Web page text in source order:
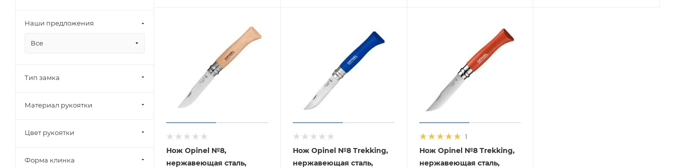
Нож Opinel №8,
нержавеющая сталь,
Нож Opinel №8 Trekking,
нержавеющая сталь,
1
Нож Opinel №8 Trekking,
нержавеющая сталь,
Наши предложения
Все
Тип замка
Материал рукоятки
Цвет рукоятки
Форма клинка